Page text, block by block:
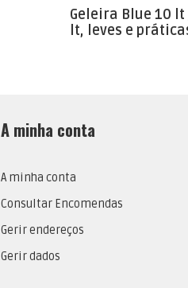
Geleira Blue 10
lt, leves e
A minha conta
A minha conta
Consultar Encomendas
Gerir endereços
Gerir dados